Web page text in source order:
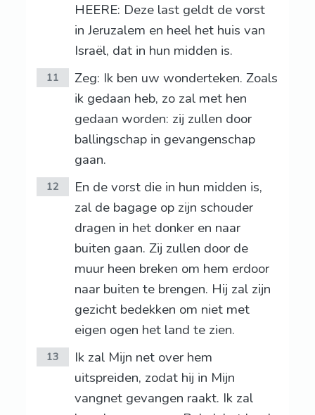
HEERE: Deze last geldt de vorst
in Jeruzalem en heel het huis van
Israël, dat in hun midden is.
11
Zeg: Ik ben uw wonderteken. Zoals
ik gedaan heb, zo zal met hen
gedaan worden: zij zullen door
ballingschap in gevangenschap
gaan.
12
En de vorst die in hun midden is,
zal de bagage op zijn schouder
dragen in het donker en naar
buiten gaan. Zij zullen door de
muur heen breken om hem erdoor
naar buiten te brengen. Hij zal zijn
gezicht bedekken om niet met
eigen ogen het land te zien.
13
Ik zal Mijn net over hem
uitspreiden, zodat hij in Mijn
vangnet gevangen raakt. Ik zal